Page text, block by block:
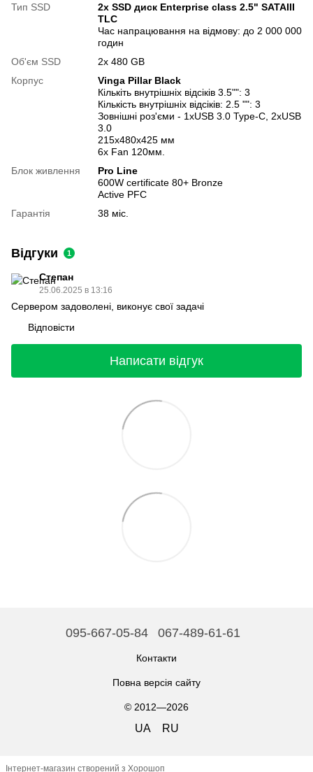
Тип SSD
2x SSD диск Enterprise class 2.5" SATAIII
TLC
Час напрацювання на відмову: до 2 000 000
годин
Об'єм SSD
2х 480 GB
Корпус
Vinga Pillar Black
Кількіть внутрішніх відсіків 3.5"": 3
Кількість внутрішніх відсіків: 2.5 "": 3
Зовнішні роз'єми - 1хUSB 3.0 Type-C, 2хUSB
3.0
215x480x425 мм
6x Fan 120мм.
Блок живлення
Pro Line
600W certificate 80+ Bronze
Active PFC
Гарантія
38 міс.
Відгуки 1
Степан
25.06.2025 в 13:16
Сервером задоволені, виконує свої задачі
Відповісти
Написати відгук
095-667-05-84 067-489-61-61
Контакти
Повна версія сайту
© 2012—2026
UA RU
Інтернет-магазин створений з Хорошоп